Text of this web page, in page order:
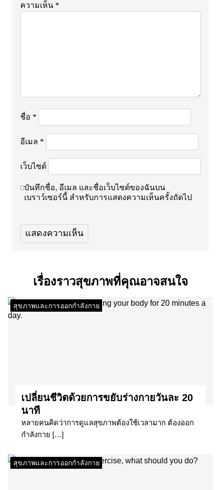
ความเห็น *
ชื่อ *
อีเมล *
เว็บไซต์
บันทึกชื่อ, อีเมล และชื่อเว็บไซต์ของฉันบน
เบราว์เซอร์นี้ สำหรับการแสดงความเห็นครั้งถัดไป
เรื่องราวสุขภาพที่คุณอาจสนใจ
สุขภาพและการออกกำลังกาย
เปลี่ยนชีวิตด้วยการขยับร่างกายวันละ 20
นาที
หลายคนคิดว่าการดูแลสุขภาพต้องใช้เวลามาก ต้องออก
กำลังกาย […]
สุขภาพและการออกกำลังกาย